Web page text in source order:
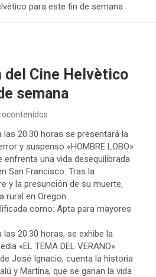
para este fin de semana
del Cine Helvètico
semana
las 20.30 horas se presentará la
y suspenso «HOMBRE LOBO»
enfrenta una vida desequilibrada
San Francisco. Tras la
y la presunción de su muerte,
rural en Oregon
como: Apta para mayores
20.30 horas, se exhibe la
«EL TEMA DEL VERANO»
José Ignacio, cuenta la historia
y Martina, que se ganan la vida